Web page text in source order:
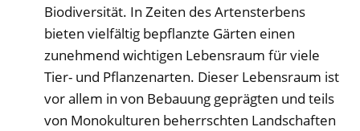
Biodiversität. In Zeiten des Artensterbens
bieten vielfältig bepflanzte Gärten einen
zunehmend wichtigen Lebensraum für viele
Tier- und Pflanzenarten. Dieser Lebensraum ist
vor allem in von Bebauung geprägten und teils
von Monokulturen beherrschten Landschaften